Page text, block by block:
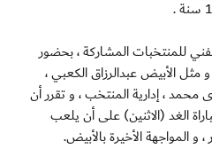
للمنتخبات المشاركة ، بحضور
الأبيض عبدالرزاق الكعبي ،
، إدارية المنتخب ، و تقرر أن
الغد (الاثنين) على أن يلعب
، و المواجهة الأخيرة بالأبيض.